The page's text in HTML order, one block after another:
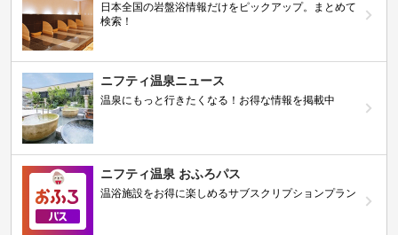
日本全国の岩盤浴情報だけをピックアップ。まとめて
検索！
ニフティ温泉ニュース
温泉にもっと行きたくなる！お得な情報を掲載中
ニフティ温泉 おふろパス
温浴施設をお得に楽しめるサブスクリプションプラン